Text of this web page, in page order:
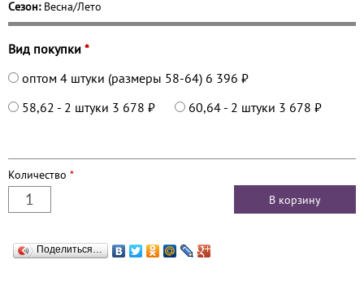
Сезон: Весна/Лето
Вид покупки *
оптом 4 штуки (размеры 58-64) 6 396 ₽
58,62 - 2 штуки 3 678 ₽ 60,64 - 2 штуки 3 678 ₽
Количество *
Поделиться…